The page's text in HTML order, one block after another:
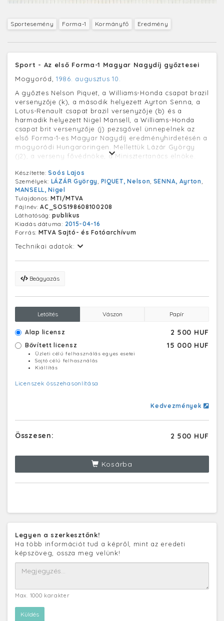
Sportesemény Forma-1 Kormányfő Eredmény
Sport - Az első Forma-1 Magyar Nagydíj győztesei
Mogyoród, 1986. augusztus 10.
A győztes Nelson Piquet, a Williams-Honda csapat brazil
versenyzője (k), a második helyezett Ayrton Senna, a
Lotus-Renault csapat brazil versenyzője (b) és a
harmadik helyezett Nigel Mansell, a Williams-Honda
csapat brit versenyzője (j) pezsgővel ünnepelnek az
első Forma-1-es Magyar Nagydíj eredményhirdetésén a
mogyoródi Hungaroringen. Mellettük Lázár György
(j2), a verseny fővédnöke, a Minisztertanács elnöke.
Készítette:Soós Lajos
Személyek: LÁZÁR György, PIQUET, Nelson, SENNA, Ayrton,
MANSELL, Nigel
Tulajdonos:MTI/MTVA
Fájlnév:AC_SOS198608100208
Láthatóság:publikus
Kiadás dátuma: 2015-04-16
Forrás: MTVA Sajtó- és Fotóarchívum
Technikai adatok:
Beágyazás
Letöltés Vászon Papír
Alap licensz 2 500 HUF
Bővített licensz 15 000 HUF
Üzleti célú felhasználás egyes esetei
Sajtó célú felhasználás
Kiállítás
Licenszek összehasonlítása
Kedvezmények
Összesen: 2 500 HUF
Kosárba
Legyen a szerkesztőnk!
Ha több információt tud a képről, mint az eredeti
képszöveg, ossza meg velünk!
Max. 1000 karakter